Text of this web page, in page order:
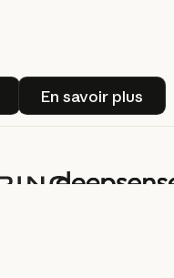
En savoir plus
En savoir